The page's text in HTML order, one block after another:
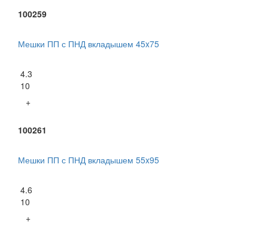
100259
Мешки ПП с ПНД вкладышем 45x75
4.3
10
+
100261
Мешки ПП с ПНД вкладышем 55x95
4.6
10
+